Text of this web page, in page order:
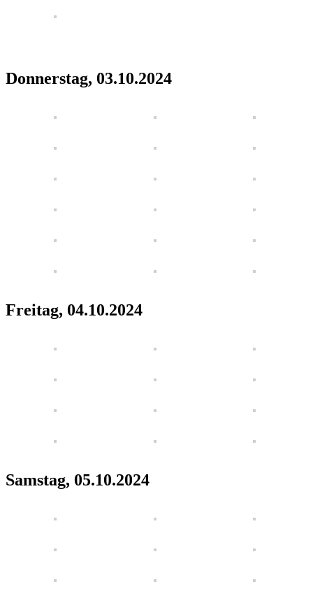
Donnerstag, 03.10.2024
Freitag, 04.10.2024
Samstag, 05.10.2024